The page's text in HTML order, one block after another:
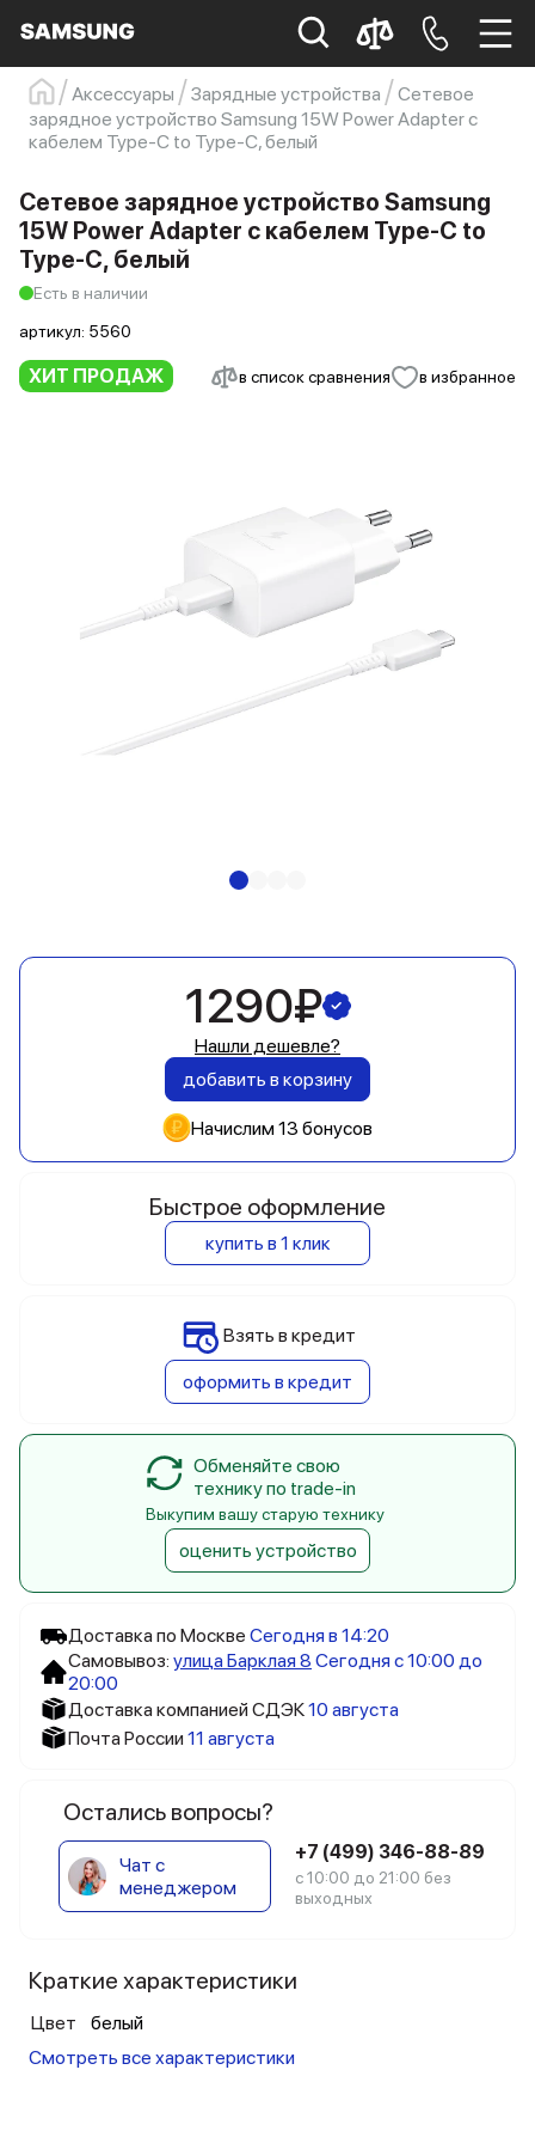
Samsung Смартфон s23
s23 ultra
Аксессуары Зарядные устройства
Сетевое
зарядное устройство Samsung 15W Power Adapter с
кабелем Type-C to Type-C, белый
ХИТ ПРОДАЖ в список сравнения в избранное
Сетевое зарядное устройство Samsung
15W Power Adapter с кабелем Type-C to
Type-C, белый
Есть в наличии
артикул: 5560
Доставка по Москве Сегодня в 14:20
Самовывоз: улица Барклая 8 Сегодня с 10:00 до
20:00
Доставка компанией СДЭК10 августа
Почта России 11 августа
Остались вопросы?
Чат с
менеджером
+7 (499) 346-88-89
с 10:00 до 21:00 без
выходных
Краткие характеристики
Цвет
белый
Смотреть все характеристики
1290₽
Нашли дешевле?
добавить в корзину
Начислим 13 бонусов
Быстрое оформление
купить в 1 клик
Взять в кредит
оформить в кредит
Обменяйте свою
технику по trade-in
Выкупим вашу старую технику
оценить устройство